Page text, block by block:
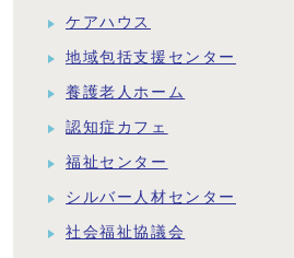
ケアハウス
地域包括支援センター
養護老人ホーム
認知症カフェ
福祉センター
シルバー人材センター
社会福祉協議会